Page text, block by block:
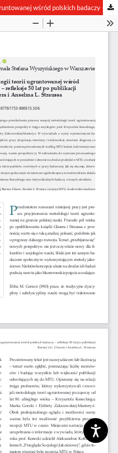
Recepcja metodologii teorii ugruntowanej wśród polskich badaczy – refleksje 50 lat po publikacji Barney’a G. Glasera i Anselma L. Straussa